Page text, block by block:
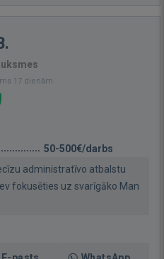
17 dienām
50-500€/darbs
administratīvo atbalstu
fokusēties uz svarīgāko Man